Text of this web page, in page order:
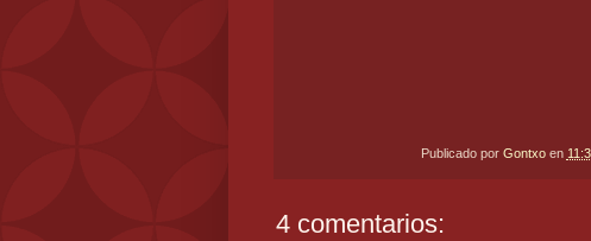
Publicado por Gontxo en
4 comentarios: